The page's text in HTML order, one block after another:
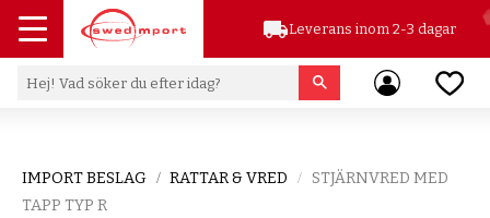
Meny
local_shippingLeverans inom 2-3 dagar
IMPORT BESLAG RATTAR & VRED
STJÄRNVRED MED
TAPP TYP R